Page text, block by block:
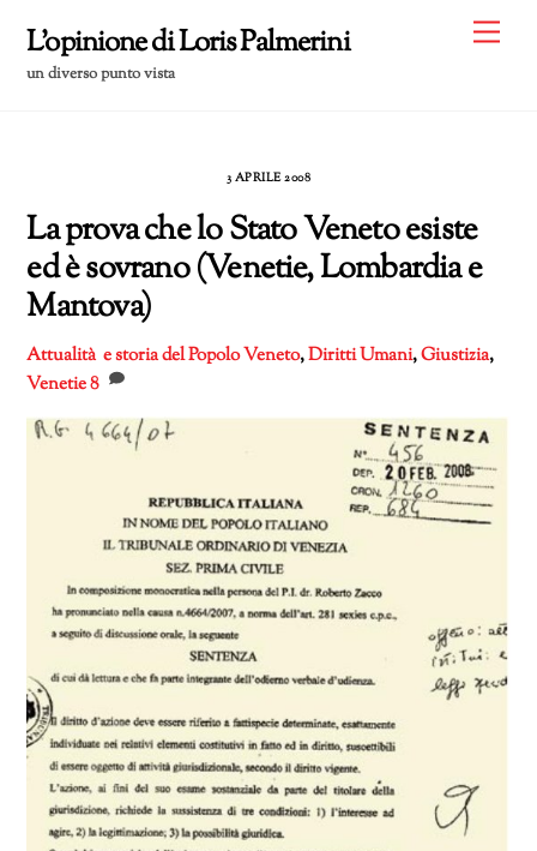
content
L'opinione di Loris Palmerini
un diverso punto vista
3 APRILE 2008
La prova che lo Stato Veneto esiste
ed è sovrano (Venetie, Lombardia e
Mantova)
Attualità e storia del Popolo Veneto,Diritti Umani,Giustizia,
Venetie8